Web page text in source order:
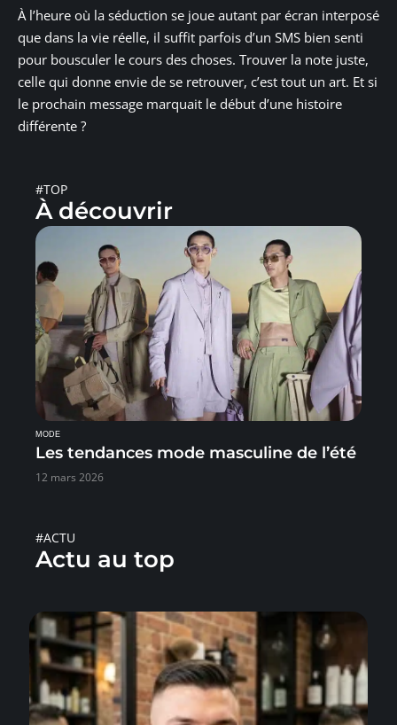
À l’heure où la séduction se joue autant par écran interposé
que dans la vie réelle, il suffit parfois d’un SMS bien senti
pour bousculer le cours des choses. Trouver la note juste,
celle qui donne envie de se retrouver, c’est tout un art. Et si
le prochain message marquait le début d’une histoire
différente ?
#TOP
À découvrir
MODE
Les tendances mode masculine de l’été
12 mars 2026
#ACTU
Actu au top